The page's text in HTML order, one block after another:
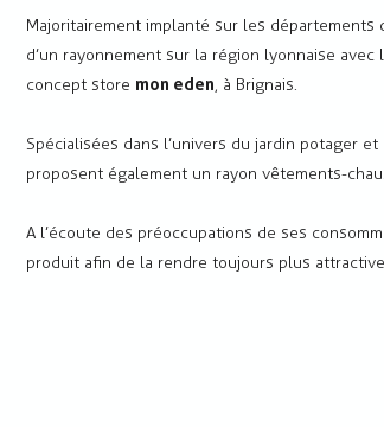
Majoritairement implanté sur les
d’un rayonnement sur la région lyonnaise
concept store mon eden, à Brignais.
Spécialisées dans l’univers du jardin potager
proposent également un rayon vêtements-
A l’écoute des préoccupations de ses
produit afin de la rendre toujours plus